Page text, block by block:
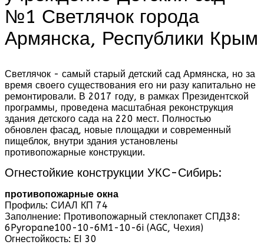
№1 Светлячок города
Армянска, Республики Крым
Светлячок - самый старый детский сад Армянска, но за
время своего существования его ни разу капитально не
ремонтировали. В 2017 году, в рамках Президентской
программы, проведена масштабная реконструкция
здания детского сада на 220 мест. Полностью
обновлен фасад, новые площадки и современный
пищеблок, внутри здания установлены
противопожарные конструкции.
Огнестойкие конструкции УКС-Сибирь:
противопожарные окна
Профиль: СИАЛ КП 74
Заполнение: Противопожарный стеклопакет СПД38:
6Pyropane100-10-6М1-10-6i (AGC, Чехия)
Огнестойкость: EI 30